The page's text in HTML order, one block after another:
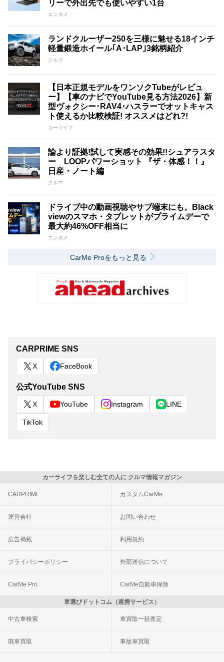
リーで外出先でも使いやすい1台
エンタメ
ランドクルーザー250を三様に魅せる18インチ
軽量鍛造ホイール｢A･LAP｣3銘柄紹介
クルマ
【日本正規モデルをワンソクTubeがレビュ
ー】【車のナビでYouTube見る方法2026】新
型ヴォクシー･RAV4･ハスラーでオットキャス
ト使えるか比較検証! オススメはどれ?!
カーライフ
論より証拠!試して実感その効果!!シュアラスタ
ー LOOPパワーショット 『ザ・体感！！』
日産・ノート編
クルマ
ドライブ中の動画視聴やサブ端末にも。Black
viewのスマホ・タブレットがプライムデーで
最大約46%OFF相当に
エンタメ
CarMe Proをもっと見る
CARPRIME SNS
X FaceBook
公式YouTube SNS
X YouTube Instagram LINE
TikTok
カーライフを楽しむ全ての人に クルマ情報マガジン
CARPRIME カスタムCarMe
運営会社 お問い合わせ
広告掲載 利用規約
プライバシーポリシー 外部送信について
CarMe Pro CarMe自動車保険
車選びドットコム（連携サービス）
中古車検索 車買取一括査定
廃車買取 事故車買取